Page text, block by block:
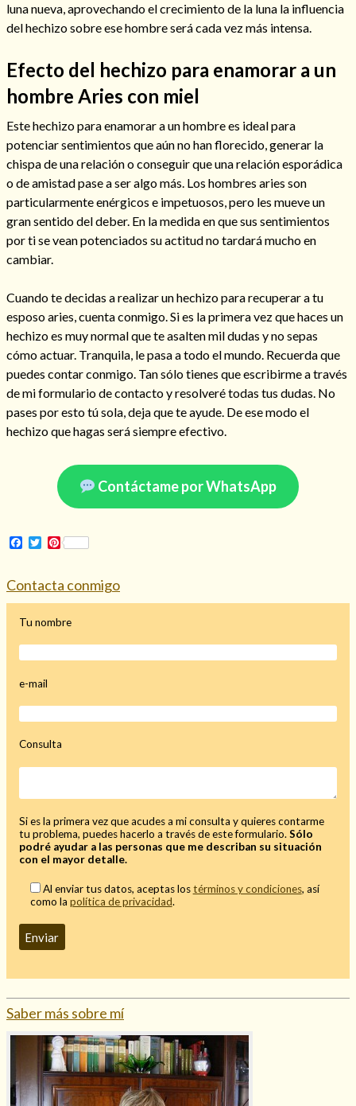
Tu consulta al tarot
Alejamiento(208)
Amarres(145)
Cartomancia (117)
Cómo recuperar a mi ex
Hechizo de amor(593)
Infidelidad(104)
Oraciones (3)
Rituales(72)
Tarot online(372)
Mi rincón
Mis libros favoritos
¿Qué es el tarot?
luna nueva, aprovechando el crecimiento de la luna la influencia
del hechizo sobre ese hombre será cada vez más intensa.
Efecto del hechizo para enamorar a un
hombre Aries con miel
Este hechizo para enamorar a un hombre es ideal para
potenciar sentimientos que aún no han florecido, generar la
chispa de una relación o conseguir que una relación esporádica
o de amistad pase a ser algo más. Los hombres aries son
particularmente enérgicos e impetuosos, pero les mueve un
gran sentido del deber. En la medida en que sus sentimientos
por ti se vean potenciados su actitud no tardará mucho en
cambiar.
Cuando te decidas a realizar un hechizo para recuperar a tu
esposo aries, cuenta conmigo. Si es la primera vez que haces un
hechizo es muy normal que te asalten mil dudas y no sepas
cómo actuar. Tranquila, le pasa a todo el mundo. Recuerda que
puedes contar conmigo. Tan sólo tienes que escribirme a través
de mi formulario de contacto y resolveré todas tus dudas. No
pases por esto tú sola, deja que te ayude. De ese modo el
hechizo que hagas será siempre efectivo.
Contáctame por WhatsApp
Facebook
TwitterPinterest
Contacta conmigo
Tu nombre
e-mail
Consulta
Si es la primera vez que acudes a mi consulta y quieres contarme
tu problema, puedes hacerlo a través de este formulario.Sólo
podré ayudar a las personas que me describan su situación
con el mayor detalle.
Al enviar tus datos, aceptas lostérminos y condiciones, así
como la política de privacidad.
Saber más sobre mí